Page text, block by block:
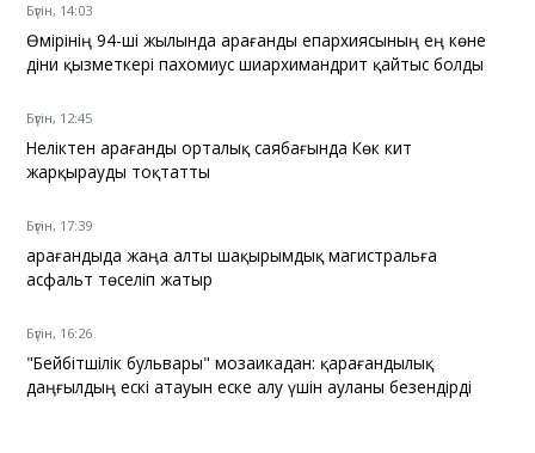
Бүгін, 14:03
Өмірінің 94-ші жылында Қарағанды епархиясының ең көне
діни қызметкері пахомиус шиархимандрит қайтыс болды
Бүгін, 12:45
Неліктен Қарағанды орталық саябағында Көк кит
жарқырауды тоқтатты
Бүгін, 17:39
Қарағандыда жаңа алты шақырымдық магистральға
асфальт төселіп жатыр
Бүгін, 16:26
"Бейбітшілік бульвары" мозаикадан: қарағандылық
даңғылдың ескі атауын еске алу үшін ауланы безендірді